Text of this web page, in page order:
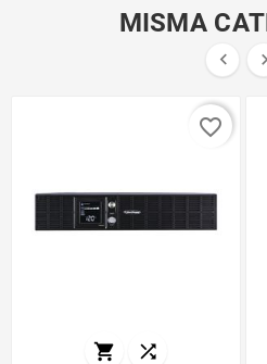
MISMA
 
 
favorite_border